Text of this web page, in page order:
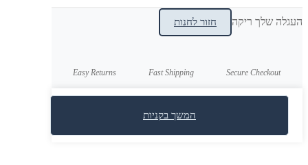
העגלה שלך ריקה חזור לחנות
Secure Checkout
Fast Shipping
Easy Returns
המשך בקניות